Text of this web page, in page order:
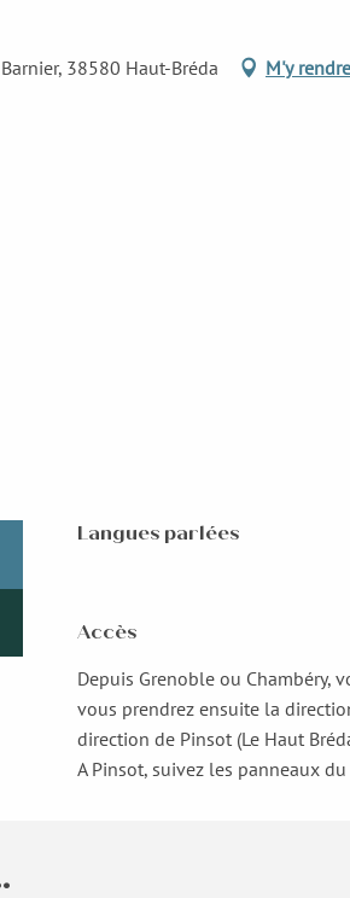
38580 Haut-Bréda
M'y rendre
Langues parlées
Langues parlées
Accès
Accès
Depuis Grenoble ou Chambéry,
vous prendrez ensuite la
direction de Pinsot (Le Haut
A Pinsot, suivez les panneaux